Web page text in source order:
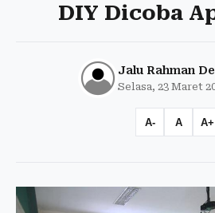
DIY Dicoba
Jalu Rahman
Selasa, 23 Maret
A- A A+